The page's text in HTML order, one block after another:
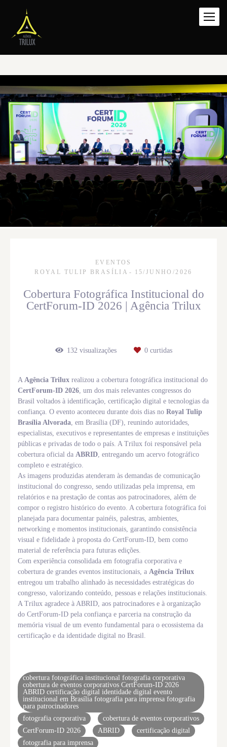
EVENTOS
ROYAL TULIP BRASÍLIA
15/JUNHO/2026
Cobertura Fotográfica Institucional do
CertForum-ID 2026 | Agência Trilux
132 visualizações 0curtidas
A Agência Trilux realizou a cobertura fotográfica institucional do
CertForum-ID 2026 , um dos mais relevantes congressos do
Brasil voltados à identificação, certificação digital e tecnologias da
confiança. O evento aconteceu durante dois dias no Royal Tulip
Brasília Alvorada , em Brasília (DF), reunindo autoridades,
especialistas, executivos e representantes de empresas e instituições
públicas e privadas de todo o país. A Trilux foi responsável pela
cobertura oficial da ABRID , entregando um acervo fotográfico
completo e estratégico.
As imagens produzidas atenderam às demandas de comunicação
institucional do congresso, sendo utilizadas pela imprensa, em
relatórios e na prestação de contas aos patrocinadores, além de
compor o registro histórico do evento. A cobertura fotográfica foi
planejada para documentar painéis, palestras, ambientes,
networking e momentos institucionais, garantindo consistência
visual e fidelidade à proposta do CertForum-ID, bem como
material de referência para futuras edições.
Com experiência consolidada em fotografia corporativa e
cobertura de grandes eventos institucionais, a Agência Trilux
entregou um trabalho alinhado às necessidades estratégicas do
congresso, valorizando conteúdo, pessoas e relações institucionais.
A Trilux agradece à ABRID, aos patrocinadores e à organização
do CertForum-ID pela confiança e parceria na construção da
memória visual de um evento fundamental para o ecossistema da
certificação e da identidade digital no Brasil.
cobertura fotográfica institucional fotografia corporativa
cobertura de eventos corporativos CertForum-ID 2026
ABRID certificação digital identidade digital evento
institucional em Brasília fotografia para imprensa fotografia
para patrocinadores
fotografia corporativa
cobertura de eventos corporativos
CertForum-ID 2026
ABRID
certificação digital
fotografia para imprensa